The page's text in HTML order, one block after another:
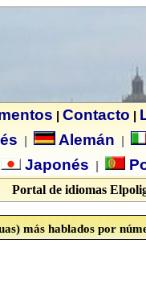
Contacto
Alemán
Japonés
Portal de idiomas
más hablados por